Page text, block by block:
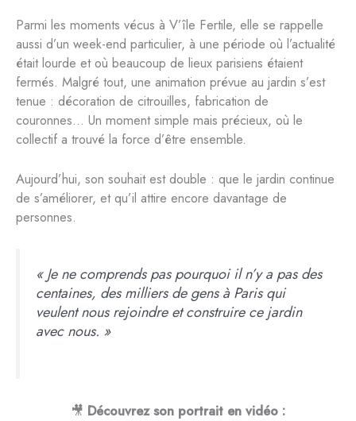
Parmi les moments vécus à V’île Fertile, elle se rappelle
aussi d’un week-end particulier, à une période où l’actualité
était lourde et où beaucoup de lieux parisiens étaient
fermés. Malgré tout, une animation prévue au jardin s’est
tenue : décoration de citrouilles, fabrication de
couronnes… Un moment simple mais précieux, où le
collectif a trouvé la force d’être ensemble.
Aujourd’hui, son souhait est double : que le jardin continue
de s’améliorer, et qu’il attire encore davantage de
personnes.
« Je ne comprends pas pourquoi il n’y a pas des
centaines, des milliers de gens à Paris qui
veulent nous rejoindre et construire ce jardin
avec nous. »
🎥 Découvrez son portrait en vidéo :